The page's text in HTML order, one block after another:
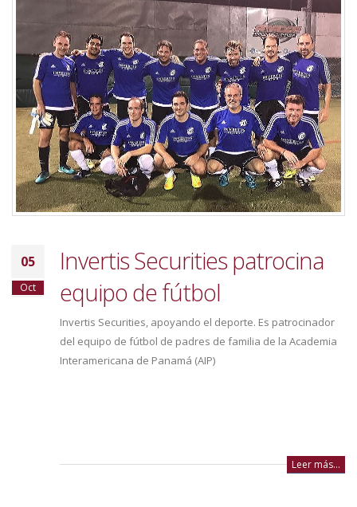
05
Oct
Invertis Securities patrocina
equipo de fútbol
Invertis Securities, apoyando el deporte. Es patrocinador
del equipo de fútbol de padres de familia de la Academia
Interamericana de Panamá (AIP)
Leer más...